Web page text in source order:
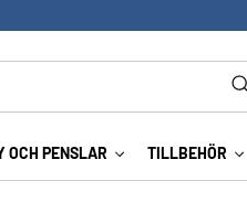
OCH PENSLAR TILLBEHÖR